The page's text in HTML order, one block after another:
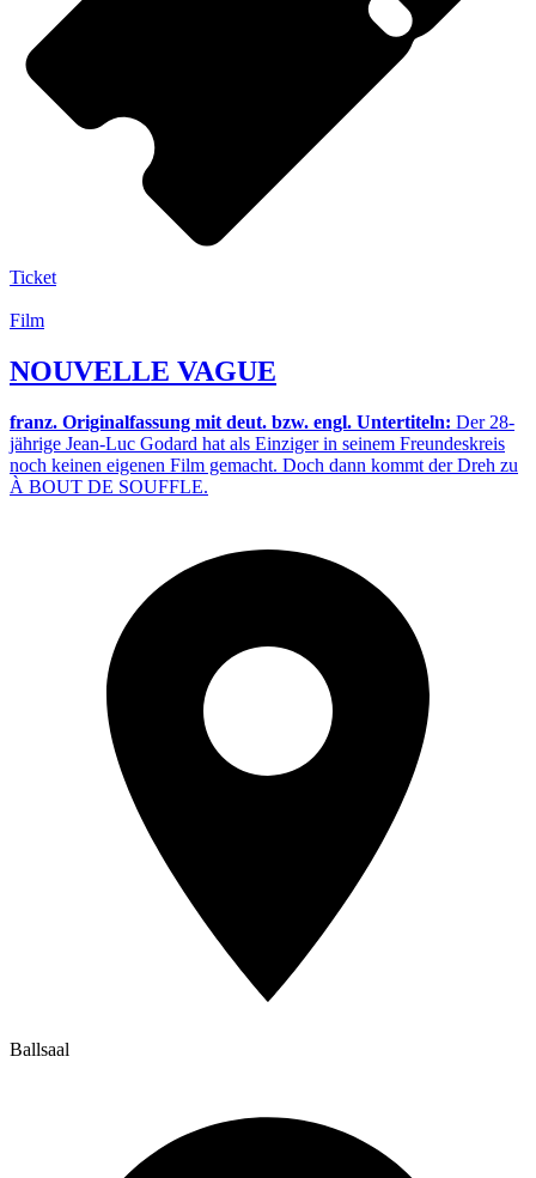
Ticket
Film
NOUVELLE VAGUE
franz. Originalfassung mit deut. bzw. engl. Untertiteln: Der 28-
jährige Jean-Luc Godard hat als Einziger in seinem Freundeskreis
noch keinen eigenen Film gemacht. Doch dann kommt der Dreh zu
À BOUT DE SOUFFLE.
Ballsaal